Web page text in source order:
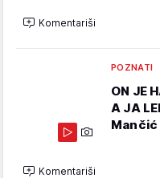
Komentariši
POZNATI
ON JE
A JA
Komentariši